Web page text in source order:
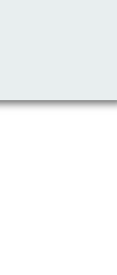
и
(4852) 200-551.